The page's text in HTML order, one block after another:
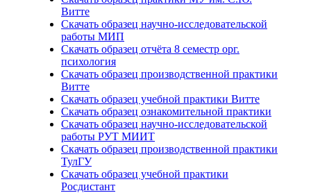
Витте
Скачать образец научно-исследовательской
работы МИП
Скачать образец отчёта 8 семестр орг.
психология
Скачать образец производственной практики
Витте
Скачать образец учебной практики Витте
Скачать образец ознакомительной практики
Скачать образец научно-исследовательской
работы РУТ МИИТ
Скачать образец производственной практики
ТулГУ
Скачать образец учебной практики
Росдистант